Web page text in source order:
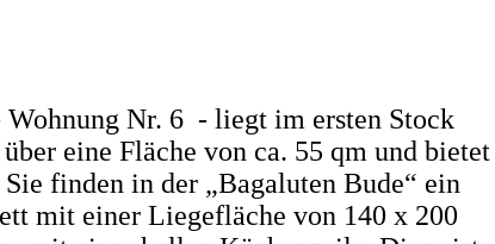
Wohnung Nr. 6 - liegt im ersten Stock
eine Fläche von ca. 55 qm und bietet
finden in der „Bagaluten Bude“ ein
mit einer Liegefläche von 140 x 200